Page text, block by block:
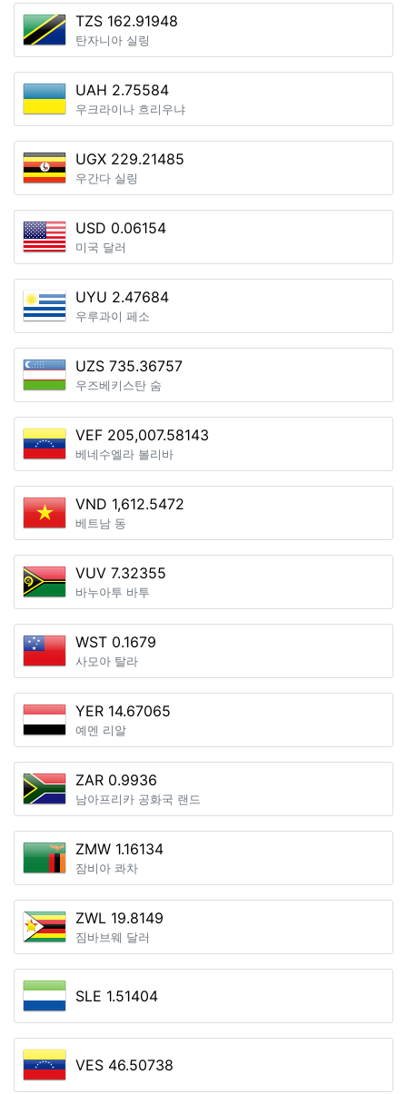
TZS 162.91948
탄자니아 실링
UAH 2.75584
우크라이나 흐리우냐
UGX 229.21485
우간다 실링
USD 0.06154
미국 달러
UYU 2.47684
우루과이 페소
UZS 735.36757
우즈베키스탄 숨
VEF 205,007.58143
베네수엘라 볼리바
VND 1,612.5472
베트남 동
VUV 7.32355
바누아투 바투
WST 0.1679
사모아 탈라
YER 14.67065
예멘 리알
ZAR 0.9936
남아프리카 공화국 랜드
ZMW 1.16134
잠비아 콰차
ZWL 19.8149
짐바브웨 달러
SLE 1.51404
VES 46.50738